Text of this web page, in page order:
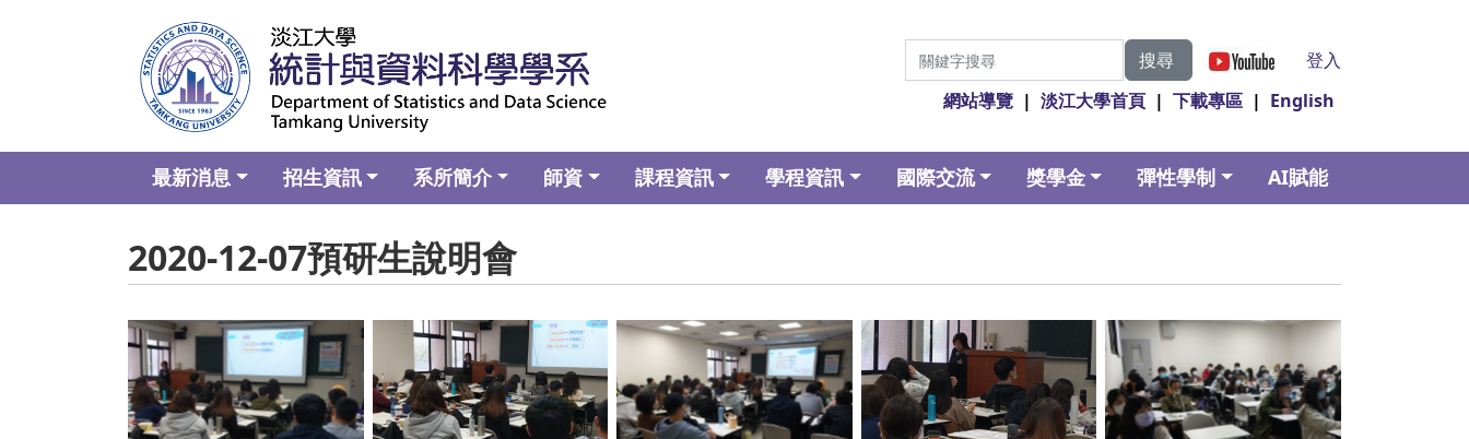
搜尋
登入
網站導覽 | 淡江大學首頁 | 下載專區 | English
最新消息 招生資訊 系所簡介 師資 課程資訊 學程資訊 國際交流 獎學金 彈性學制 AI賦能
2020-12-07預研生說明會
No Caption No Caption No Caption No Caption No Caption